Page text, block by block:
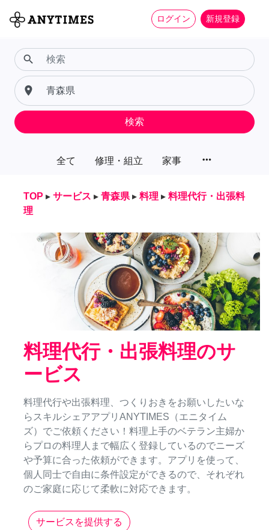
ログイン 新規登録
全て 修理・組立 家事 more_horiz
search
place
検索
TOP ▸ サービス ▸ 青森県 ▸ 料理 ▸ 料理代行・出張料
理
料理代行・出張料理のサ
ービス
料理代行や出張料理、つくりおきをお願いしたいな
らスキルシェアアプリANYTIMES（エニタイム
ズ）でご依頼ください！料理上手のベテラン主婦か
らプロの料理人まで幅広く登録しているのでニーズ
や予算に合った依頼ができます。アプリを使って、
個人同士で自由に条件設定ができるので、それぞれ
のご家庭に応じて柔軟に対応できます。
サービスを提供する